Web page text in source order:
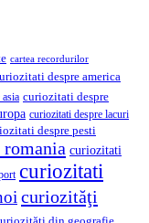
cartea recordurilor
despre america
curiozitati despre
curiozitati despre lacuri
despre pesti
curiozitati
curiozitati
curiozităţi